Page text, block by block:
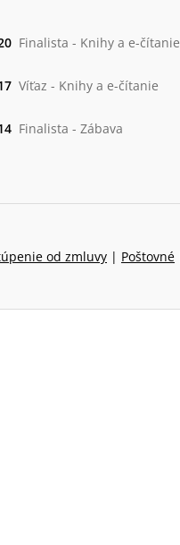
Finalista - Knihy a e-čítanie
Víťaz - Knihy a e-čítanie
Finalista - Zábava
od zmluvy | Poštovné